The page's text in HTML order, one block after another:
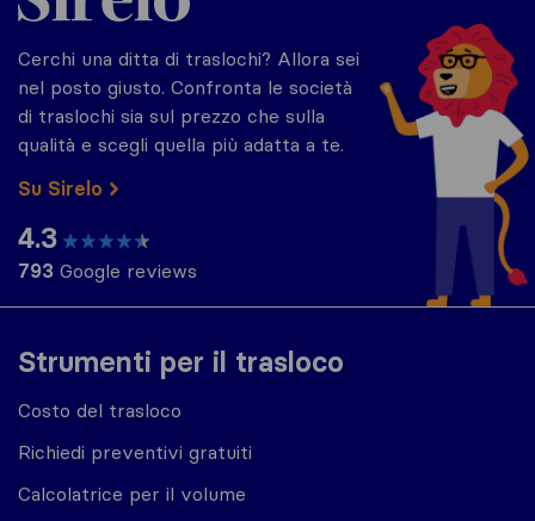
Strumenti per il trasloco
Costo del trasloco
Richiedi preventivi gratuiti
Calcolatrice per il volume
Cerchi una ditta di traslochi? Allora sei
nel posto giusto. Confronta le società
di traslochi sia sul prezzo che sulla
qualità e scegli quella più adatta a te.
Su Sirelo
4.3
793 Google reviews